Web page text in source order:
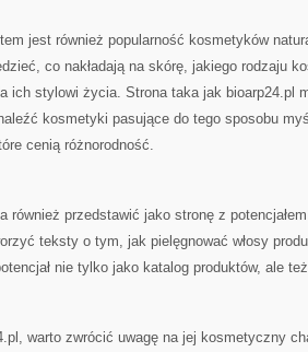
jest również popularność kosmetyków
co nakładają na skórę, jakiego rodzaju
ich stylowi życia. Strona taka jak bioarp24.pl
kosmetyki pasujące do tego sposobu
cenią różnorodność.
również przedstawić jako stronę z
teksty o tym, jak pielęgnować włosy
nie tylko jako katalog produktów, ale
warto zwrócić uwagę na jej kosmetyczny